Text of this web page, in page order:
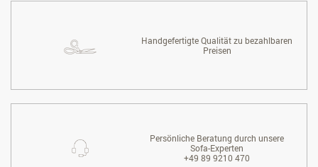
Handgefertigte Qualität zu bezahlbaren
Preisen
Persönliche Beratung durch unsere
Sofa-Experten
+49 89 9210 470